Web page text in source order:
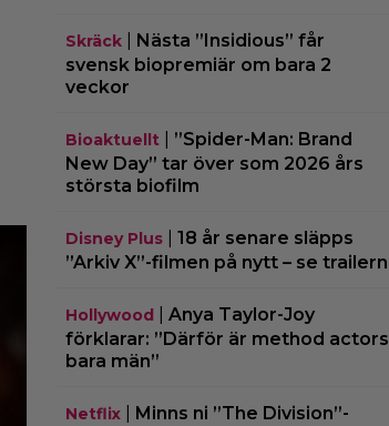
Skräck| Nästa ”Insidious” får
svensk biopremiär om bara 2
veckor
Bioaktuellt| ”Spider-Man: Brand
New Day” tar över som 2026 års
största biofilm
Disney Plus| 18 år senare släpps
”Arkiv X”-filmen på nytt – se trailern
Hollywood
Anya Taylor-Joy
förklarar: ”Därför är method actors
bara män”
Netflix| Minns ni ”The Division”-